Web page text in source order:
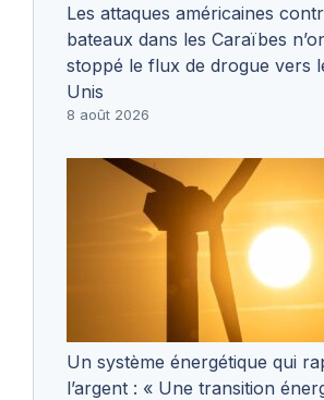
Les attaques américaines
bateaux dans les Caraïbes
stoppé le flux de drogue vers
Unis
8 août 2026
Un système énergétique qui
l’argent : « Une transition